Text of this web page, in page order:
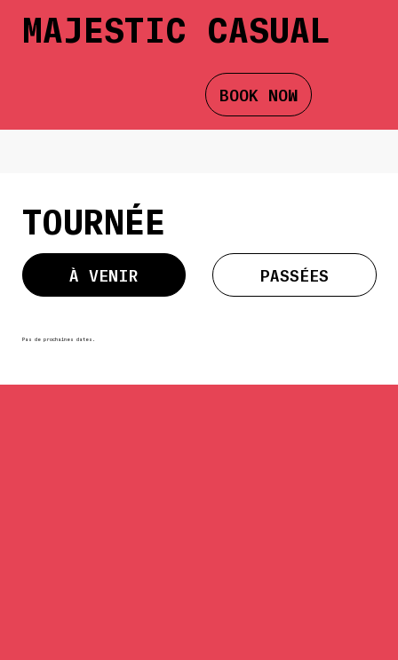
MAJESTIC CASUAL
BOOK NOW
TOURNÉE
À VENIR PASSÉES
Pas de prochaines dates.